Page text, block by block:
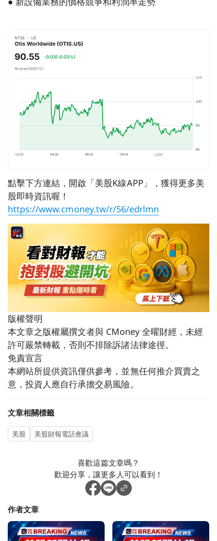
點擊下方連結，開啟「美股K線APP」，獲得更多美
股即時資訊喔！
https://www.cmoney.tw/r/56/edrlmn
版權聲明
本文章之版權屬撰文者與 CMoney 全曜財經，未經
許可嚴禁轉載，否則不排除訴諸法律途徑。
免責宣言
本網站所提供資訊僅供參考，並無任何推介買賣之
意，投資人應自行承擔交易風險。
文章相關標籤
美股 美股財報電話會議
喜歡這篇文章嗎？
歡迎分享，讓更多人可以看到！
作者文章